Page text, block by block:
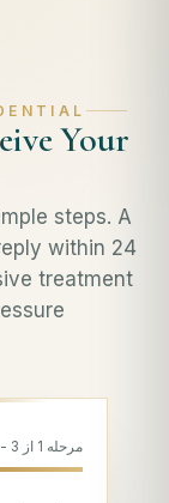
Your
steps. A
within 24
treatment
مرحله 1 از 3 - مرحله 1